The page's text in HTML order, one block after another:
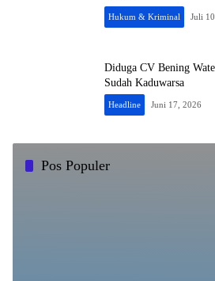
Hukum & Kriminal Juli
Diduga CV Bening
Sudah Kaduwarsa
Headline Juni 17, 2026
Pos Populer